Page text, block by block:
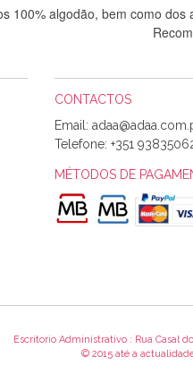
100% algodão, bem como
Sílvia
Informo que recebi hoje a
bem acondicionados.
Futuramente
CONTACTOS
Email:
Telefone: +351
MÉTODOS DE
Escritorio Administrativo : Rua Casal
© 2015 até a